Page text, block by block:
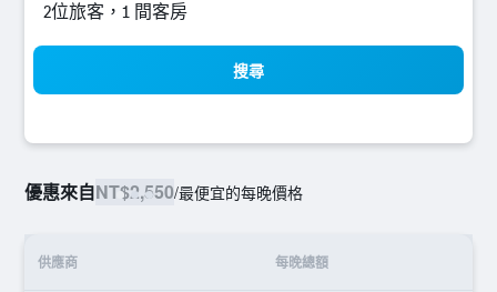
2位旅客，1 間客房
搜尋
優惠來自NT$2,550/最便宜的每晚價格
供應商 每晚總額